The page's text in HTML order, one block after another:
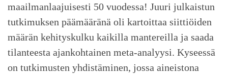
maailmanlaajuisesti 50 vuodessa! Juuri julkaistun
tutkimuksen päämääränä oli kartoittaa siittiöiden
määrän kehityskulku kaikilla mantereilla ja saada
tilanteesta ajankohtainen meta-analyysi. Kyseessä
on tutkimusten yhdistäminen, jossa aineistona